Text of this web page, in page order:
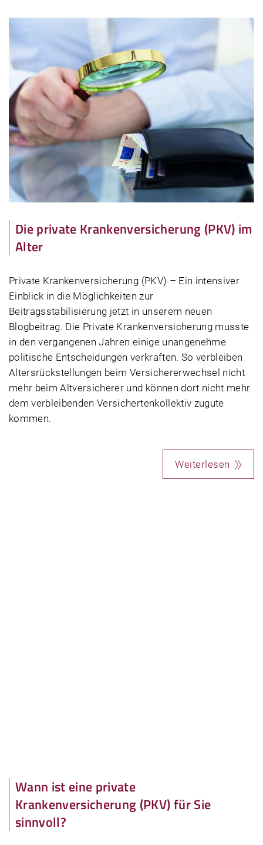
Die private Krankenversicherung (PKV) im
Alter
Private Krankenversicherung (PKV) – Ein intensiver
Einblick in die Möglichkeiten zur
Beitragsstabilisierung jetzt in unserem neuen
Blogbeitrag. Die Private Krankenversicherung musste
in den vergangenen Jahren einige unangenehme
politische Entscheidungen verkraften. So verbleiben
Altersrückstellungen beim Versichererwechsel nicht
mehr beim Altversicherer und können dort nicht mehr
dem verbleibenden Versichertenkollektiv zugute
kommen.
Weiterlesen
Wann ist eine private
Krankenversicherung (PKV) für Sie
sinnvoll?